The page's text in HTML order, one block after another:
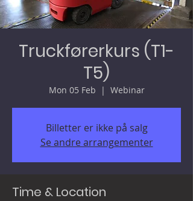
Truckførerkurs (T1-
T5)
Mon 05 Feb
  |
Webinar
Billetter er ikke på salg
Se andre arrangementer
Time & Location